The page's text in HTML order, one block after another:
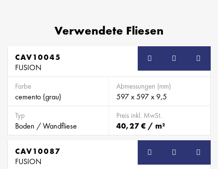
Verwendete Fliesen
CAV10045
FUSION
Farbe
cemento (grau)
Abmessungen (mm)
597 x 597 x 9,5
Typ
Boden / Wandfliese
Preis inkl. MwSt.
40,27 € / m²
CAV10087
FUSION